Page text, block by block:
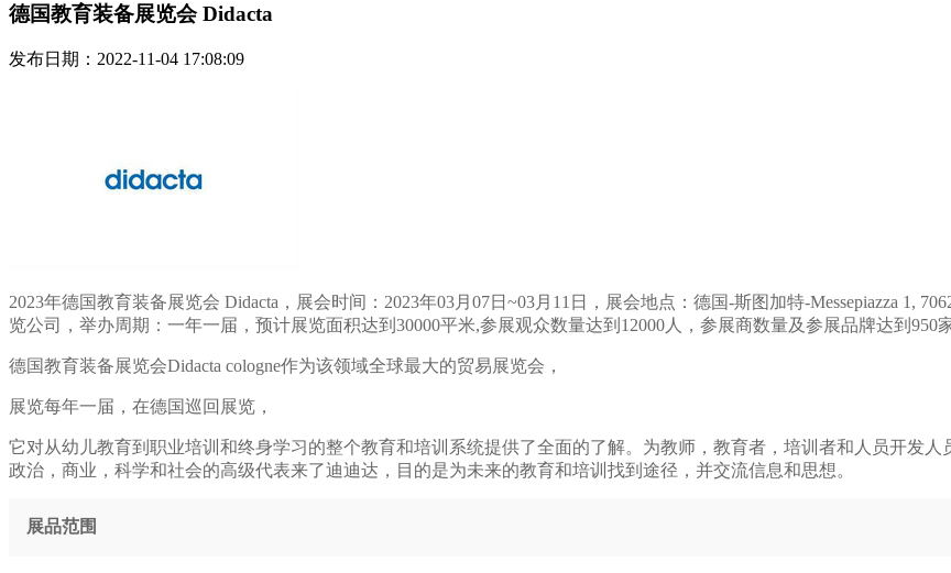
德国教育装备展览会 Didacta
发布日期：2022-11-04 17:08:09
2023年德国教育装备展览会 Didacta，展会时间：2023年03月07日~03月11日，展会地点：德国-斯图加特-Messepiazza 1,
览公司，举办周期：一年一届，预计展览面积达到30000平米,参展观众数量达到12000人，参展商数量及参展品牌达到950家
德国教育装备展览会Didacta cologne作为该领域全球最大的贸易展览会，
展览每年一届，在德国巡回展览，
它对从幼儿教育到职业培训和终身学习的整个教育和培训系统提供了全面的了解。为教师，教育者，培训者和人员开发
政治，商业，科学和社会的高级代表来了迪迪达，目的是为未来的教育和培训找到途径，并交流信息和思想。
展品范围